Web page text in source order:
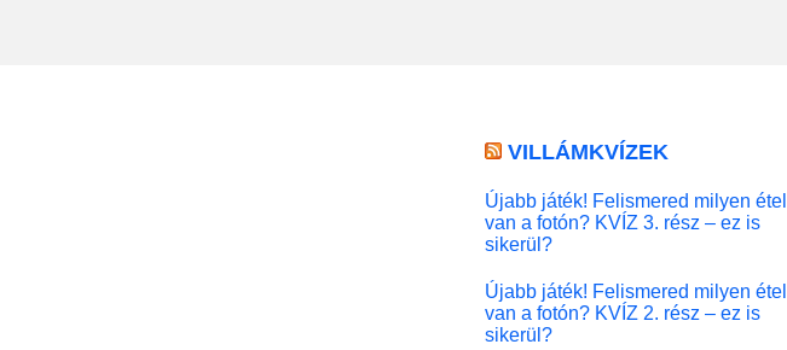
VILLÁMKVÍZEK
Újabb játék! Felismered milyen étel
van a fotón? KVÍZ 3. rész – ez is
sikerül?
Újabb játék! Felismered milyen étel
van a fotón? KVÍZ 2. rész – ez is
sikerül?